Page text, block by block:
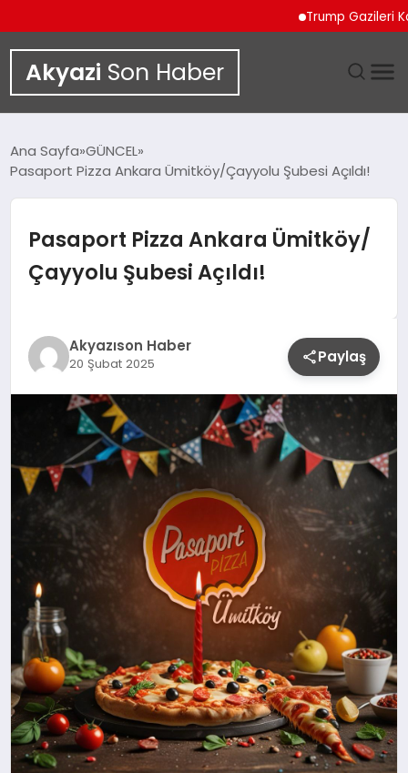
Trump Gazileri
Akyazi Son Haber
SIYASET
DÜNYA
EKONOMI
TEKNOLOJI
Ana Sayfa GÜNCEL
Pasaport Pizza Ankara Ümitköy/Çayyolu Şubesi Açıldı!
Pasaport Pizza Ankara Ümitköy/
Çayyolu Şubesi Açıldı!
Akyazıson Haber
20 Şubat 2025 Paylaş